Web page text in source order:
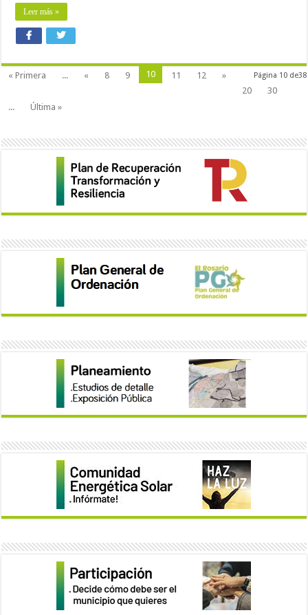
Leer más »
Página 10 de38
« Primera ... « 8 9 10 11 12
»
20
30
...
Última »